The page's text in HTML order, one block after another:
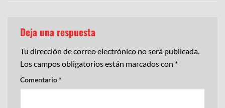
Deja una respuesta
Tu dirección de correo electrónico no será publicada.
Los campos obligatorios están marcados con *
Comentario*